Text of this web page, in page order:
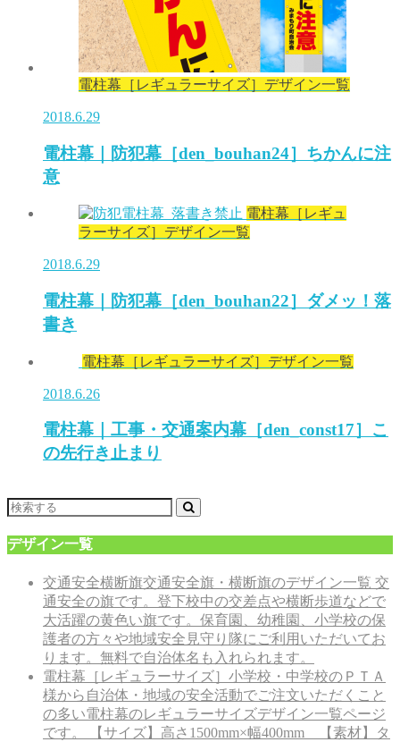
電柱幕［レギュラーサイズ］デザイン一覧
2018.6.29
電柱幕｜防犯幕［den_bouhan24］ちかんに注
意
電柱幕［レギュ
ラーサイズ］デザイン一覧
2018.6.29
電柱幕｜防犯幕［den_bouhan22］ダメッ！落
書き
電柱幕［レギュラーサイズ］デザイン一覧
2018.6.26
電柱幕｜工事・交通案内幕［den_const17］こ
の先行き止まり
デザイン一覧
交通安全横断旗交通安全旗・横断旗のデザイン一覧 交
通安全の旗です。登下校中の交差点や横断歩道などで
大活躍の黄色い旗です。保育園、幼稚園、小学校の保
護者の方々や地域安全見守り隊にご利用いただいてお
ります。無料で自治体名も入れられます。
電柱幕［レギュラーサイズ］ 小学校・中学校のＰＴＡ
様から自治体・地域の安全活動でご注文いただくこと
の多い電柱幕のレギュラーサイズデザイン一覧ページ
です。 【サイズ】高さ1500mm×幅400mm 【素材】タ